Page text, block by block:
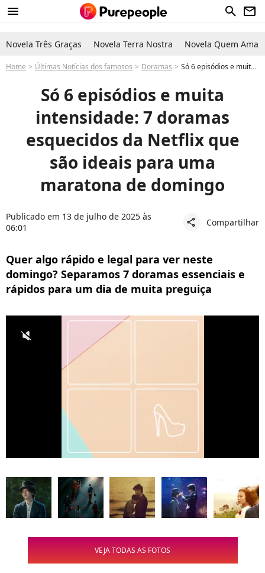
menu search newsletter
Novela Três Graças Novela Terra Nostra Novela Quem Ama
Home Últimas Notícias dos famosos Doramas Só 6 episódios e muita intensidade: 7 doramas esquecidos da Netflix que são ideais para uma maratona de domingo
Só 6 episódios e muita
intensidade: 7 doramas
esquecidos da Netflix que
são ideais para uma
maratona de domingo
Publicado em 13 de julho de 2025 às
06:01
share Compartilhar
Quer algo rápido e legal para ver neste
domingo? Separamos 7 doramas essenciais e
rápidos para um dia de muita preguiça
VEJA TODAS AS FOTOS